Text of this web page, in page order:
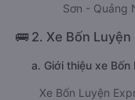
Sơn - Quảng
🚌 2. Xe Bốn
a. Giới thiệu xe
Xe Bốn Luyện